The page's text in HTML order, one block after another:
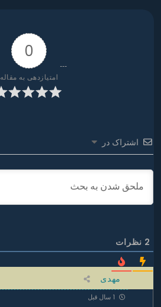
0
امتیازدهی به مقاله
اشتراک در
2 نظرات
مهدی